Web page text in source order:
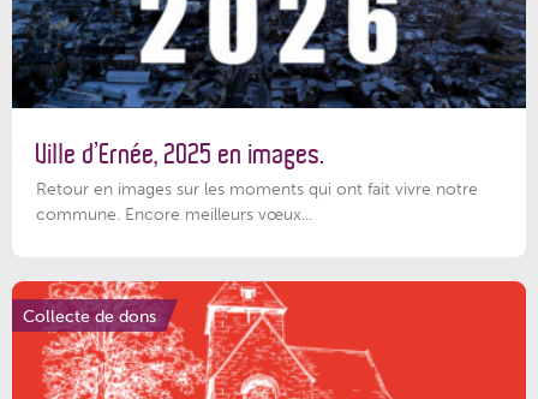
Ville d’Ernée, 2025 en images.
Retour en images sur les moments qui ont fait vivre notre
commune. Encore meilleurs vœux...
Collecte de dons